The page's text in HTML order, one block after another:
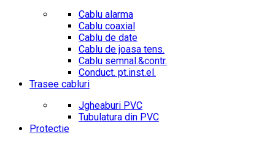
Cablu alarma
Cablu coaxial
Cablu de date
Cablu de joasa tens.
Cablu semnal.&contr.
Conduct. pt.inst.el.
Trasee cabluri
Jgheaburi PVC
Tubulatura din PVC
Protectie